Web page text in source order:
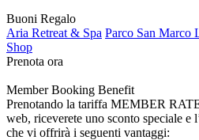
Buoni Regalo
Aria Retreat & Spa Parco San Marco
Shop
Prenota ora
Member Booking Benefit
Prenotando la tariffa MEMBER
web, riceverete uno sconto speciale e
che vi offrirà i seguenti vantaggi: